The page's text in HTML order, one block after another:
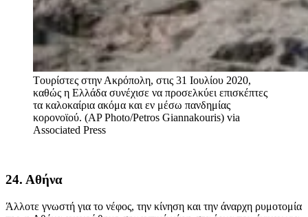
Tουρίστες στην Ακρόπολη, στις 31 Ιουλίου 2020,
καθώς η Ελλάδα συνέχισε να προσελκύει επισκέπτες
τα καλοκαίρια ακόμα και εν μέσω πανδημίας
κορονοϊού. (AP Photo/Petros Giannakouris) via
Associated Press
24. Αθήνα
Άλλοτε γνωστή για το νέφος, την κίνηση και την άναρχη ρυμοτομία